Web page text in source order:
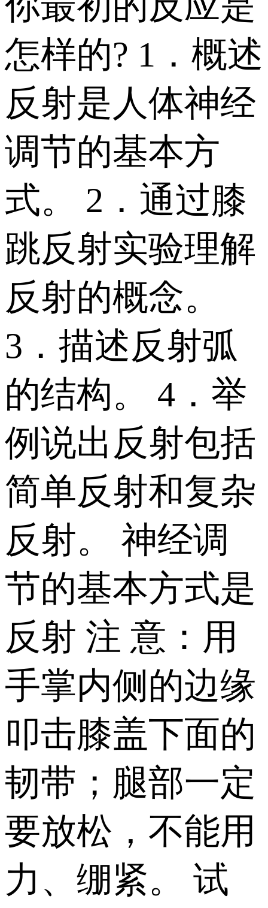
怎样的? 1．概述
反射是人体神经
调节的基本方
式。 2．通过膝
跳反射实验理解
反射的概念。
3．描述反射弧
的结构。 4．举
例说出反射包括
简单反射和复杂
反射。 神经调
节的基本方式是
反射 注 意：用
手掌内侧的边缘
叩击膝盖下面的
韧带；腿部一定
要放松，不能用
力、绷紧。 试